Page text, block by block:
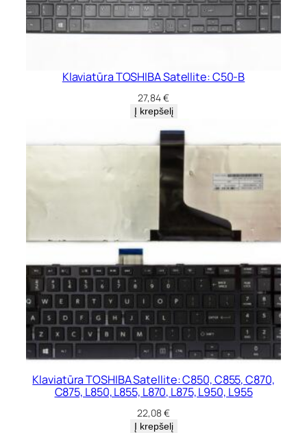
Klaviatūra TOSHIBA Satellite: C50-B
27,84€
Į krepšelį
Klaviatūra TOSHIBA Satellite: C850, C855, C870,
C875, L850, L855, L870, L875, L950, L955
22,08€
Į krepšelį